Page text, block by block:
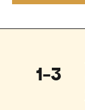
1-3